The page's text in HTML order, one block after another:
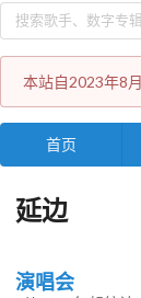
本站自2023年8
首页
延边
演唱会